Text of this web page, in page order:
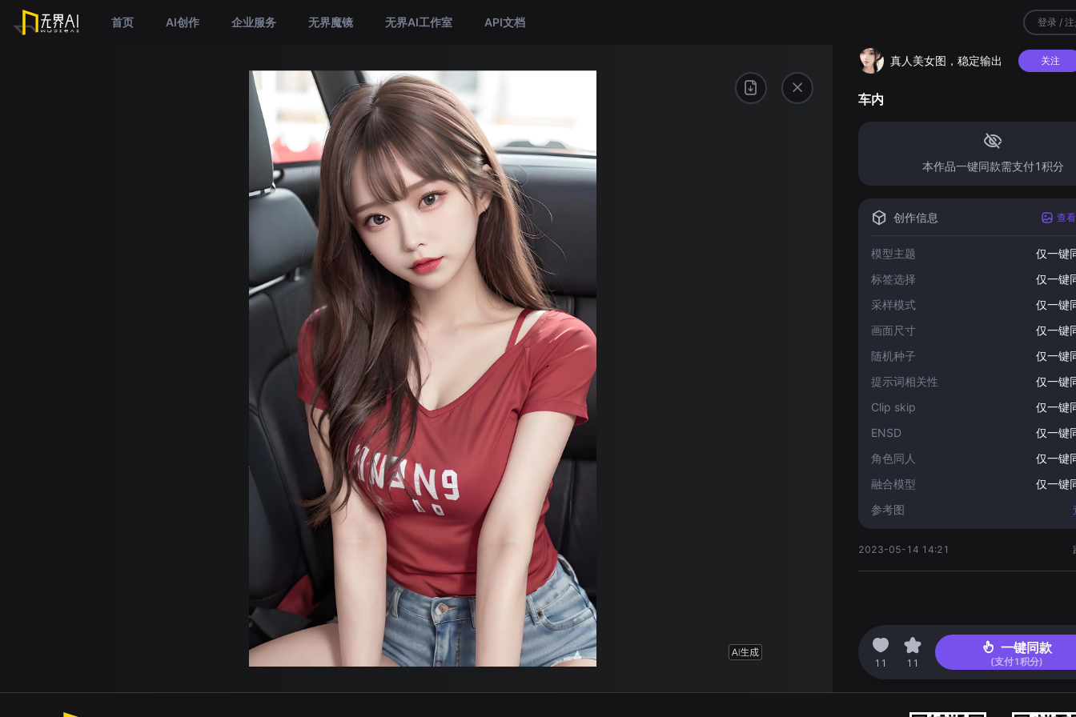
首页 AI创作 企业服务 无界魔镜 无界AI工作室 API文档 登录 /
真人美女图，稳定输出 关注
车内
本作品一键同款需支付1积分
创作信息 查
模型主题
仅一键
标签选择
仅一键
采样模式
仅一键
画面尺寸
仅一键
随机种子
仅一键
提示词相关性
仅一键
Clip skip
仅一键
ENSD
仅一键
角色同人
仅一键
融合模型
仅一键
参考图
2023-05-14 14:21
11 11
一键同款
(支付1积分)